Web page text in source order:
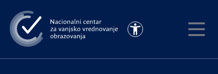
na
glavni
sadržaj
Pristupačnost